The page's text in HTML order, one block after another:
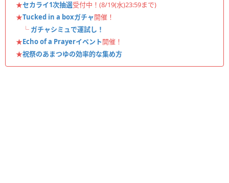
★セカライ1次抽選受付中！(8/19(水)23:59まで)
★Tucked in a boxガチャ開催！
└ ガチャシミュで運試し！
★Echo of a Prayerイベント開催！
★祝祭のあまつゆの効率的な集め方